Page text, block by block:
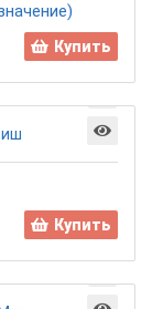
Купить
Купить